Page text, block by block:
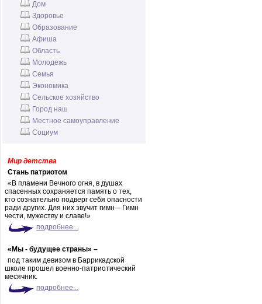
Дом
Здоровье
Образование
Афиша
Область
Молодежь
Семья
Экономика
Сельское хозяйство
Город наш
Местное самоуправление
Социум
Мир детства
Стань патриотом
«В пламени Вечного огня, в душах
спасенных сохраняется память о тех,
кто сознательно подверг себя опасности
ради других. Для них звучит гимн – Гимн
чести, мужеству и славе!»
подробнее...
«Мы - будущее страны» –
под таким девизом в Баррикадской
школе прошел военно-патриотический
месячник.
подробнее...